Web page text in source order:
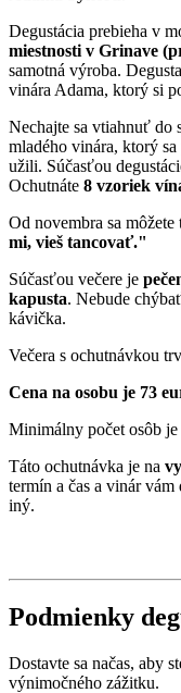
Degustácia prebieha v
miestnosti v Grinave
samotná výroba.
vinára Adama, ktorý si
Nechajte sa vtiahnuť do
mladého vinára, ktorý sa
užili. Súčasťou
Ochutnáte 8 vzoriek
Od novembra sa môžete
mi, vieš tancovať."
Súčasťou večere je
kapusta. Nebude
kávička.
Večera s ochutnávkou
Cena na osobu je 73
Minimálny počet osôb je
Táto ochutnávka je na
termín a čas a vinár
iný.
Podmienky
Dostavte sa načas, aby
výnimočného zážitku.